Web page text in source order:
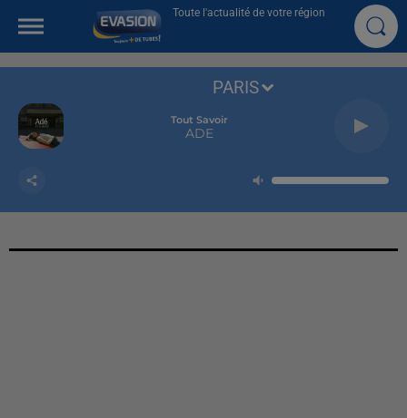
Toute l'actualité de votre région
Tout Savoir
ADE
PARIS